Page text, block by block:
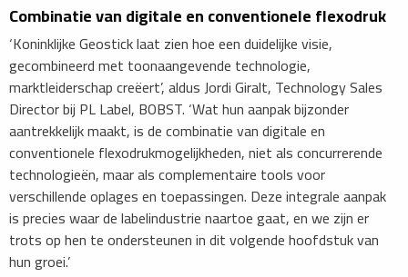
​Combinatie van digitale en conventionele flexodruk
‘Koninklijke Geostick laat zien hoe een duidelijke visie,
gecombineerd met toonaangevende technologie,
marktleiderschap creëert’, aldus Jordi Giralt, Technology Sales
Director bij PL Label, BOBST. ‘Wat hun aanpak bijzonder
aantrekkelijk maakt, is de combinatie van digitale en
conventionele flexodrukmogelijkheden, niet als concurrerende
technologieën, maar als complementaire tools voor
verschillende oplages en toepassingen. Deze integrale aanpak
is precies waar de labelindustrie naartoe gaat, en we zijn er
trots op hen te ondersteunen in dit volgende hoofdstuk van
hun groei.’